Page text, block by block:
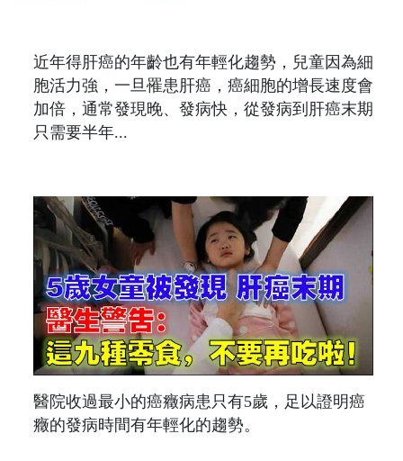
近年得肝癌的年齡也有年輕化趨勢，兒童因為細
胞活力強，一旦罹患肝癌，癌細胞的增長速度會
加倍，通常發現晚、發病快，從發病到肝癌末期
只需要半年...
醫院收過最小的癌癥病患只有5歲，足以證明癌
癥的發病時間有年輕化的趨勢。